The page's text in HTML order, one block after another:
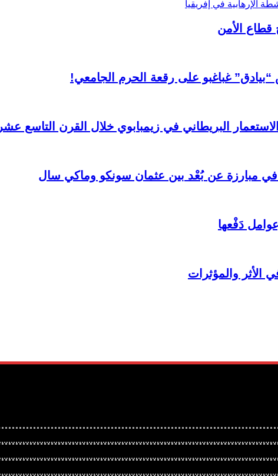
قطاع الأمن
غباغبو على رقعة الحرم الجامعي!
البريطاني في زيمبابوي خلال القرن التاسع عشر
في مبارزة عن بُعْد بين عثمان سونكو وماكي سال
دَفْعها
الأثر والمؤثرات